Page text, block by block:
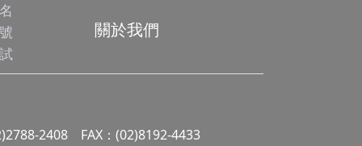
關於我們
2408 FAX：(02)8192-4433